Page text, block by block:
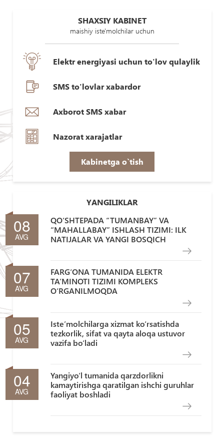
SHAXSIY KABINET
maishiy iste'molchilar uchun
Elektr energiyasi uchun to'lov qulaylik
SMS to'lovlar xabardor
Axborot SMS xabar
Nazorat xarajatlar
Kabinetga o`tish
YANGILIKLAR
08
AVG
QO‘SHTEPADA “TUMANBAY” VA
“MAHALLABAY” ISHLASH TIZIMI: ILK
NATIJALAR VA YANGI BOSQICH
07
AVG
FARG‘ONA TUMANIDA ELEKTR
TA’MINOTI TIZIMI KOMPLEKS
O‘RGANILMOQDA
05
AVG
Iste’molchilarga xizmat ko‘rsatishda
tezkorlik, sifat va qayta aloqa ustuvor
vazifa bo‘ladi
04
AVG
Yangiyo‘l tumanida qarzdorlikni
kamaytirishga qaratilgan ishchi guruhlar
faoliyat boshladi